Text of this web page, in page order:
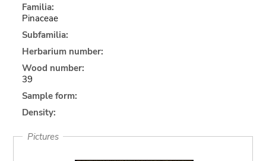
Familia:
Pinaceae
Subfamilia:
Herbarium number:
Wood number:
39
Sample form:
Density:
Pictures